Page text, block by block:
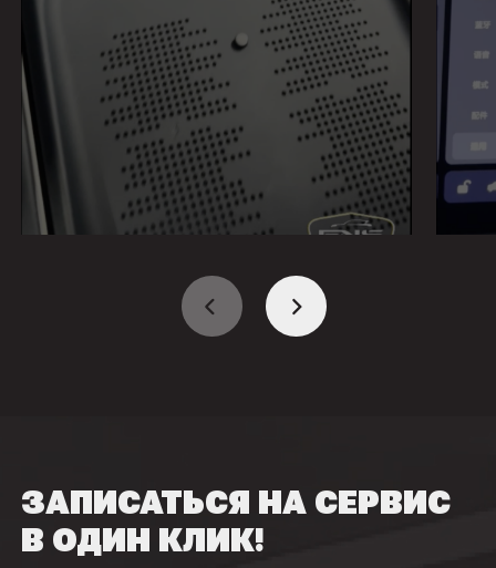
ЗАПИСАТЬСЯ НА СЕРВИС
В ОДИН КЛИК!